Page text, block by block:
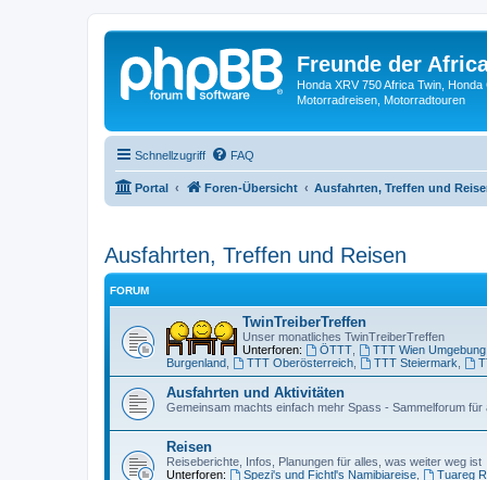
Freunde der
Honda XRV 750 Africa Twin,
Motorradreisen, Motorradtouren
Schnellzugriff FAQ
Portal Foren-Übersicht Ausfahrten, Treffen und
Ausfahrten, Treffen und Reisen
FORUM
TwinTreiberTreffen
Unser monatliches TwinTreiberTreffen
Unterforen:
ÖTTT, TTT Wien Umgebung,
Burgenland
TTT Oberösterreich, TTT Steiermark
Ausfahrten und Aktivitäten
Gemeinsam machts einfach mehr Spass - Sammelforum
Reisen
Reiseberichte, Infos, Planungen für alles, was weiter weg ist
Unterforen:
Spezi's und Fichtl's Namibiareise, Tuareg